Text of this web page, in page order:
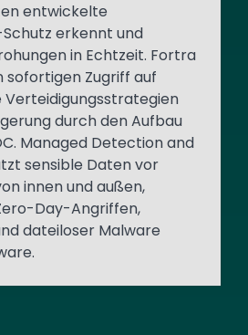
entwickelte
erkennt und
in Echtzeit. Fortra
Zugriff auf
durch den Aufbau
Managed Detection and
sensible Daten vor
innen und außen,
Day-Angriffen,
dateiloser Malware